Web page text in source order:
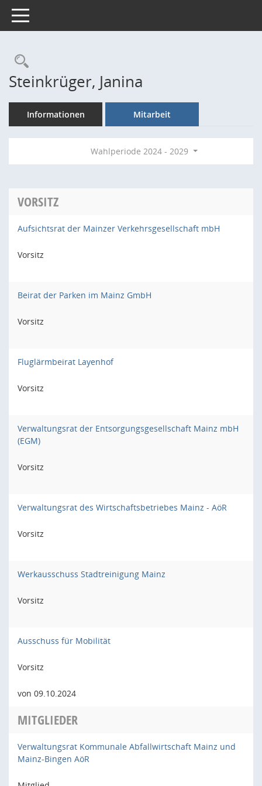
Toggle navigation
Rechercheauswahl
Steinkrüger, Janina
Informationen Mitarbeit
Wahlperiode 2024 - 2029
VORSITZ
Aufsichtsrat der Mainzer Verkehrsgesellschaft mbH
Vorsitz
Beirat der Parken im Mainz GmbH
Vorsitz
Fluglärmbeirat Layenhof
Vorsitz
Verwaltungsrat der Entsorgungsgesellschaft Mainz mbH
(EGM)
Vorsitz
Verwaltungsrat des Wirtschaftsbetriebes Mainz - AöR
Vorsitz
Werkausschuss Stadtreinigung Mainz
Vorsitz
Ausschuss für Mobilität
Vorsitz
von 09.10.2024
MITGLIEDER
Verwaltungsrat Kommunale Abfallwirtschaft Mainz und
Mainz-Bingen AöR